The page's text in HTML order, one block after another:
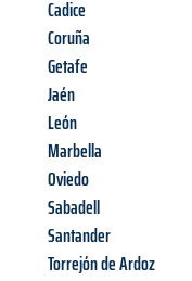
Cadice
Coruña
Getafe
Jaén
León
Marbella
Oviedo
Sabadell
Santander
Torrejón de Ardoz